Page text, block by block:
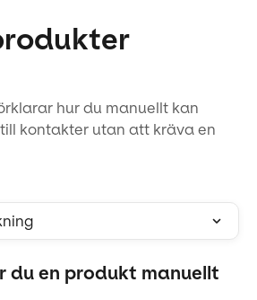
hur du manuellt kan
kontakter utan att kräva en
du en produkt manuellt